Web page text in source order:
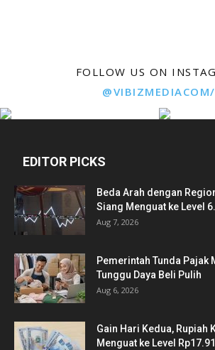
FOLLOW US ON
@VIBIZMEDIACOM/
EDITOR PICKS
Beda Arah dengan
Siang Menguat ke Level
Aug 7, 2026
Pemerintah Tunda Pajak
Tunggu Daya Beli Pulih
Aug 6, 2026
Gain Hari Kedua, Rupiah
Menguat ke Level